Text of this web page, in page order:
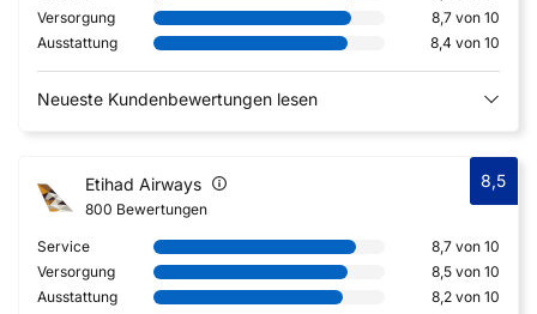
Versorgung
8,7 von 10
Ausstattung
8,4 von 10
Neueste Kundenbewertungen lesen
Etihad Airways
800 Bewertungen
8,5
Service
8,7 von 10
Versorgung
8,5 von 10
Ausstattung
8,2 von 10